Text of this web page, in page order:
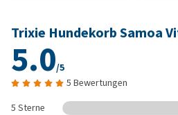
Trixie Hundekorb Samoa
5.0/5
5 Bewertungen
5 Sterne